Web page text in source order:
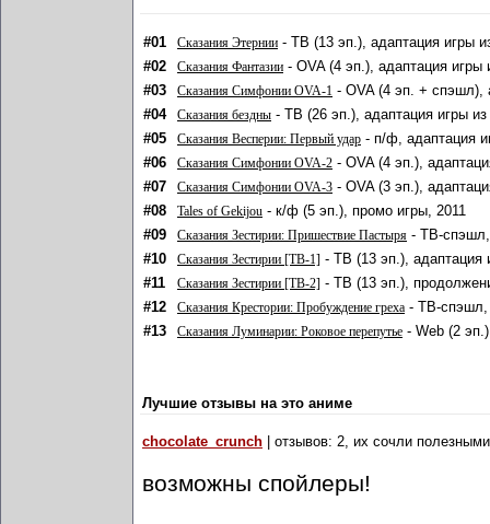
#01 Сказания Этернии - ТВ (13 эп.), адаптация игры
#02
Сказания Фантазии - OVA (4 эп.), адаптация
#03
Сказания Симфонии OVA-1 - OVA (4 эп. + спэшл),
#04
Сказания бездны - ТВ (26 эп.), адаптация игры
#05
Сказания Весперии: Первый удар - п/ф, адаптация
#06
Сказания Симфонии OVA-2 - OVA (4 эп.),
#07
Сказания Симфонии OVA-3 - OVA (3 эп.),
#08
Tales of Gekijou - к/ф (5 эп.), промо игры, 2011
#09
Сказания Зестирии: Пришествие Пастыря - ТВ-спэшл,
#10
Сказания Зестирии [ТВ-1] - ТВ (13 эп.), адаптация
#11
Сказания Зестирии [ТВ-2] - ТВ (13 эп.),
#12
Сказания Крестории: Пробуждение греха - ТВ-спэшл,
#13
Сказания Луминарии: Роковое перепутье - Web (2
Лучшие отзывы на это аниме
chocolate_crunch | отзывов: 2, их сочли
возможны спойлеры!